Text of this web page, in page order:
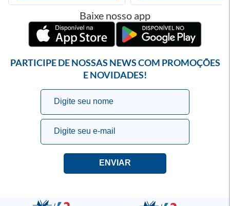
Baixe nosso app
PARTICIPE DE NOSSAS NEWS COM PROMOÇÕES
E NOVIDADES!